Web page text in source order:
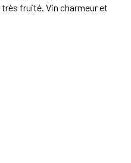
fruité. Vin charmeur et